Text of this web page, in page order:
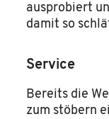
ausprobiert
damit so
Service
Bereits die
zum stöbern